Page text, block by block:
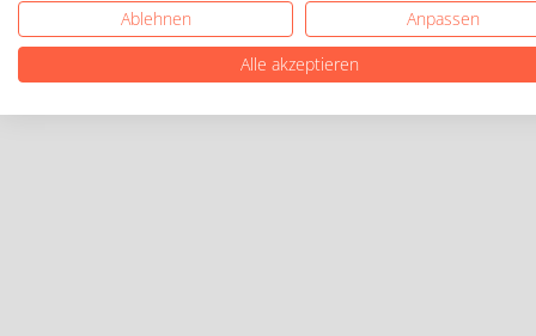
Ablehnen
Anpassen
Alle akzeptieren